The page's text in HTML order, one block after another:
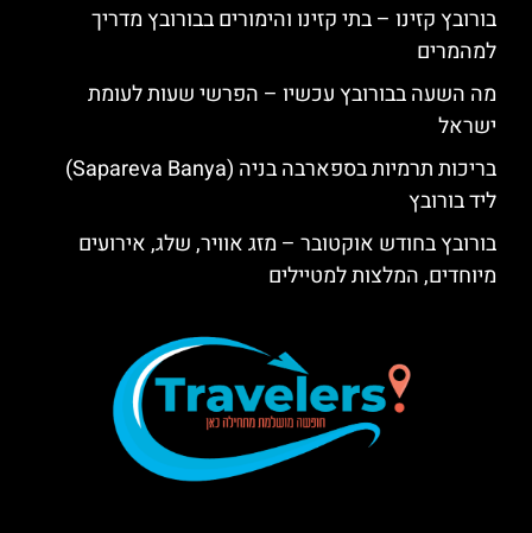
בורובץ קזינו – בתי קזינו והימורים בבורובץ מדריך
למהמרים
מה השעה בבורובץ עכשיו – הפרשי שעות לעומת
ישראל
בריכות תרמיות בספארבה בניה (Sapareva Banya)
ליד בורובץ
בורובץ בחודש אוקטובר – מזג אוויר, שלג, אירועים
מיוחדים, המלצות למטיילים